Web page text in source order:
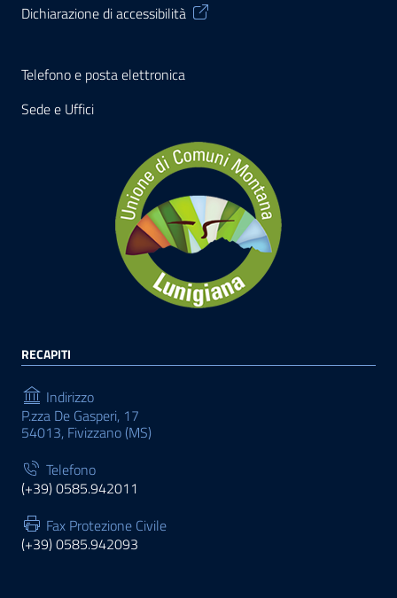
Dichiarazione di accessibilità
Telefono e posta elettronica
Sede e Uffici
RECAPITI
Indirizzo
P.zza De Gasperi, 17
54013, Fivizzano (MS)
Telefono
(+39) 0585.942011
Fax Protezione Civile
(+39) 0585.942093